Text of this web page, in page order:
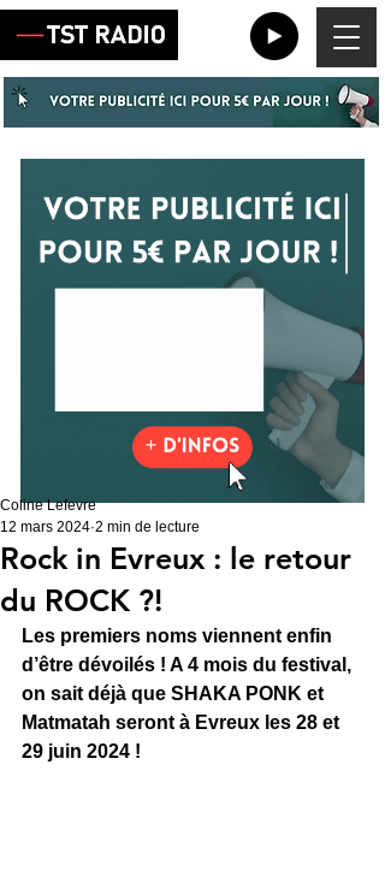
Rock in Evreux : le retour
du ROCK ?!
Coline Lefevre
12 mars 2024 2 min de lecture
Les premiers noms viennent enfin
d’être dévoilés ! A 4 mois du festival,
on sait déjà que SHAKA PONK et
Matmatah seront à Evreux les 28 et
29 juin 2024 !